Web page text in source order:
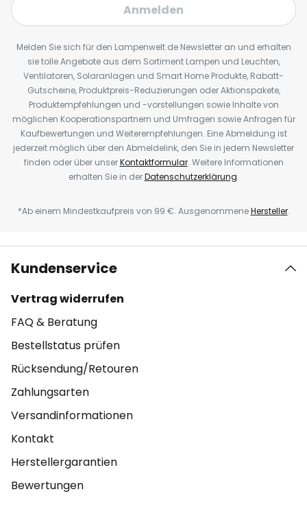
Anmelden
Melden Sie sich für den Lampenwelt.de Newsletter an und erhalten
sie tolle Angebote aus dem Sortiment Lampen und Leuchten,
Ventilatoren, Solaranlagen und Smart Home Produkte, Rabatt-
Gutscheine, Produktpreis-Reduzierungen oder Aktionspakete,
Produktempfehlungen und -vorstellungen sowie Inhalte von
möglichen Kooperationspartnern und Umfragen sowie Anfragen für
Kaufbewertungen und Weiterempfehlungen. Eine Abmeldung ist
jederzeit möglich über den Abmeldelink, den Sie in jedem Newsletter
finden oder über unserKontaktformular. Weitere Informationen
erhalten Sie in derDatenschutzerklärung.
*Ab einem Mindestkaufpreis von 99 €. AusgenommeneHersteller.
Kundenservice
Vertrag widerrufen
FAQ & Beratung
Bestellstatus prüfen
Rücksendung/Retouren
Zahlungsarten
Versandinformationen
Kontakt
Herstellergarantien
Bewertungen